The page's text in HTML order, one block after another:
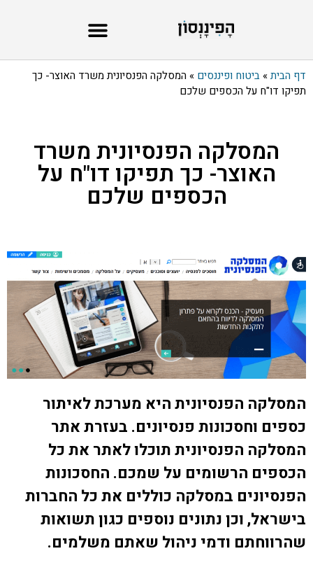
דף הבית» ביטוח ופיננסים » המסלקה הפנסיונית משרד האוצר- כך
תפיקו דו"ח על הכספים שלכם
המסלקה הפנסיונית משרד
האוצר- כך תפיקו דו"ח על
הכספים שלכם
המסלקה הפנסיונית היא מערכת לאיתור
כספים וחסכונות פנסיונים. בעזרת אתר
המסלקה הפנסיונית תוכלו לאתר את כל
הכספים הרשומים על שמכם. החסכונות
הפנסיונים במסלקה כוללים את כל החברות
בישראל, וכן נתונים נוספים כגון תשואות
שהרווחתם ודמי ניהול שאתם משלמים.